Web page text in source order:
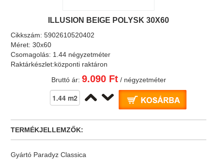
ILLUSION BEIGE POLYSK 30X60
Cikkszám:5902610520402
Méret:30x60
Csomagolás: 1.44 négyzetméter
Raktárkészlet:központi raktáron
Bruttó ár: 9.090 Ft/ négyzetméter
TERMÉKJELLEMZŐK:
Gyártó Paradyz Classica